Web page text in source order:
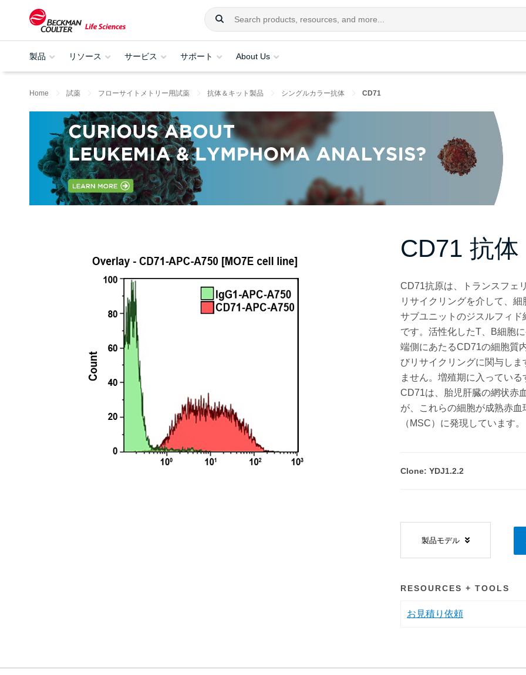
製品 リソース サービス サポート About Us
Home 試薬 フローサイトメトリー用試薬 抗体＆キット製品 シングルカラー抗体 CD71
CD71 抗体
CD71抗原は、トランスフェ
リサイクリングを介して、
サブユニットのジスルフィ
です。活性化したT、B細胞
端側にあたるCD71の細胞質
びリサイクリングに関与し
ません。増殖期に入ってい
CD71は、胎児肝臓の網状赤
が、これらの細胞が成熟赤
（MSC）に発現しています。
Clone: YDJ1.2.2
製品モデル
RESOURCES + TOOLS
お見積り依頼